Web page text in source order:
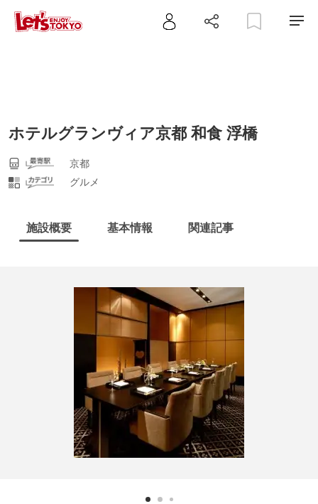
ホテルグランヴィア京都 和食 浮橋
京都
グルメ
施設概要 基本情報 関連記事